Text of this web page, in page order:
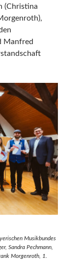
(Christina
Manfred
Musikbundes
Sandra Pechmann,
Morgenroth, 1.